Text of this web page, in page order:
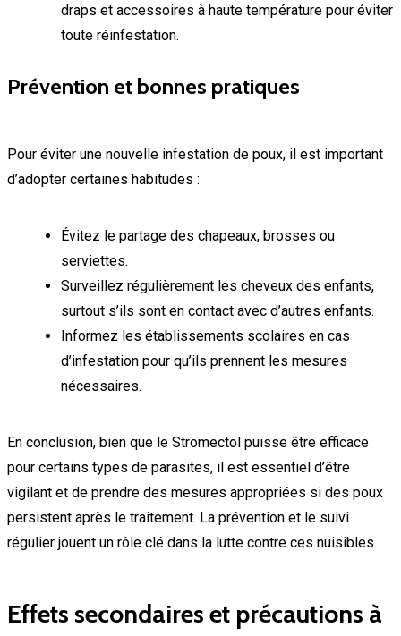
draps et accessoires à haute température pour éviter
toute réinfestation.
Prévention et bonnes pratiques
Pour éviter une nouvelle infestation de poux, il est important
d’adopter certaines habitudes :
Évitez le partage des chapeaux, brosses ou
serviettes.
Surveillez régulièrement les cheveux des enfants,
surtout s’ils sont en contact avec d’autres enfants.
Informez les établissements scolaires en cas
d’infestation pour qu’ils prennent les mesures
nécessaires.
En conclusion, bien que le Stromectol puisse être efficace
pour certains types de parasites, il est essentiel d’être
vigilant et de prendre des mesures appropriées si des poux
persistent après le traitement. La prévention et le suivi
régulier jouent un rôle clé dans la lutte contre ces nuisibles.
Effets secondaires et précautions à